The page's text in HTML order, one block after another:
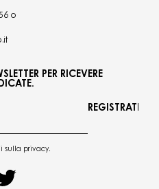
o
PER RICEVERE
sulla privacy.
REGISTRATI